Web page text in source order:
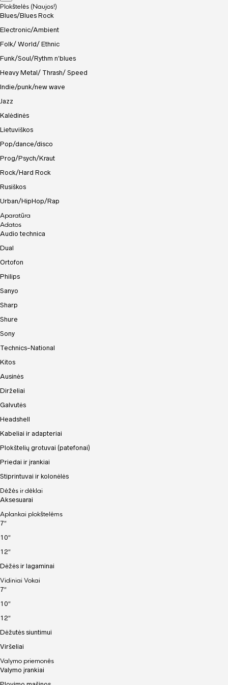
Plokštelės (Naujos!)
Blues/Blues Rock
Electronic/Ambient
Folk/ World/ Ethnic
Funk/Soul/Rythm n’blues
Heavy Metal/ Thrash/ Speed
Indie/punk/new wave
Jazz
Kalėdinės
Lietuviškos
Pop/dance/disco
Prog/Psych/Kraut
Rock/Hard Rock
Rusiškos
Urban/HipHop/Rap
Aparatūra
Adatos
Audio technica
Dual
Ortofon
Philips
Sanyo
Sharp
Shure
Sony
Technics-National
Kitos
Ausinės
Dirželiai
Galvutės
Headshell
Kabeliai ir adapteriai
Plokštelių grotuvai (patefonai)
Priedai ir įrankiai
Stiprintuvai ir kolonėlės
Dėžės ir dėklai
Aksesuarai
Aplankai plokštelėms
7″
10″
12″
Dėžės ir lagaminai
Vidiniai Vokai
7″
10″
12″
Dėžutės siuntimui
Viršeliai
Valymo priemonės
Valymo įrankiai